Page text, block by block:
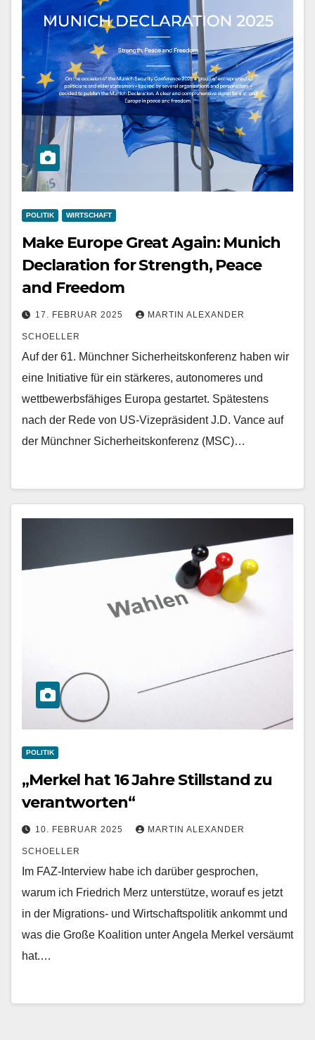
POLITIK WIRTSCHAFT
Make Europe Great Again: Munich
Declaration for Strength, Peace
and Freedom
17. FEBRUAR 2025 MARTIN ALEXANDER
SCHOELLER
Auf der 61. Münchner Sicherheitskonferenz haben wir
eine Initiative für ein stärkeres, autonomeres und
wettbewerbsfähiges Europa gestartet. Spätestens
nach der Rede von US-Vizepräsident J.D. Vance auf
der Münchner Sicherheitskonferenz (MSC)…
POLITIK
„Merkel hat 16 Jahre Stillstand zu
verantworten“
10. FEBRUAR 2025 MARTIN ALEXANDER
SCHOELLER
Im FAZ-Interview habe ich darüber gesprochen,
warum ich Friedrich Merz unterstütze, worauf es jetzt
in der Migrations- und Wirtschaftspolitik ankommt und
was die Große Koalition unter Angela Merkel versäumt
hat.…